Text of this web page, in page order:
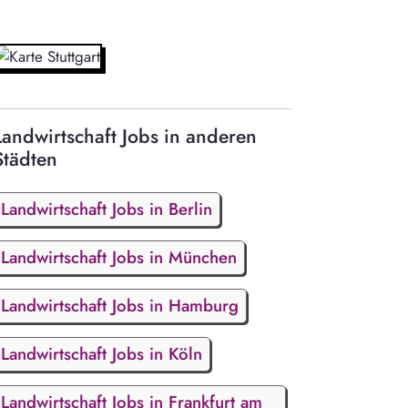
Jobs in anderen
Landwirtschaft Jobs in Berlin
Landwirtschaft Jobs in München
Landwirtschaft Jobs in Hamburg
Landwirtschaft Jobs in Köln
Landwirtschaft Jobs in Frankfurt am